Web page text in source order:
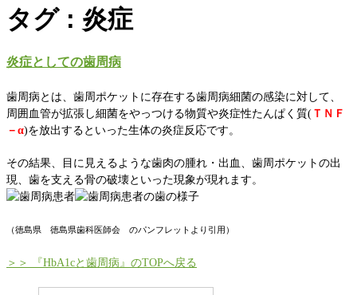
タグ : 炎症
炎症としての歯周病
歯周病とは、歯周ポケットに存在する歯周病細菌の感染に対して、
周囲血管が拡張し細菌をやっつける物質や炎症性たんぱく質( ＴＮＦ
－α)を放出するといった生体の炎症反応です。
その結果、目に見えるような歯肉の腫れ・出血、歯周ポケットの出
現、歯を支える骨の破壊といった現象が現れます。
（徳島県 徳島県歯科医師会 のパンフレットより引用）
＞＞ 『HbA1cと歯周病』のTOPへ戻る